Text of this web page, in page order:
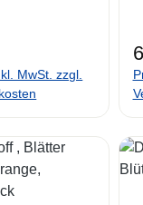
MwSt. zzgl.
6